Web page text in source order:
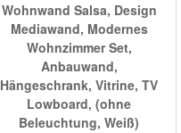
Wohnwand Salsa, Design
Mediawand, Modernes
Wohnzimmer Set,
Anbauwand,
Hängeschrank, Vitrine, TV
Lowboard, (ohne
Beleuchtung, Weiß)